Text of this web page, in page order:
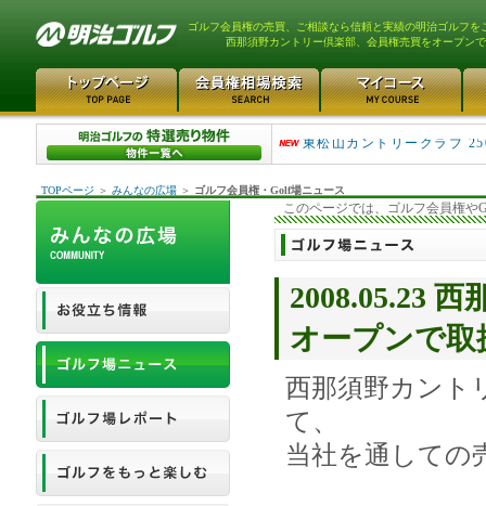
ゴルフ会員権の売買、ご相談なら信頼と実績の明治ゴルフを
西那須野カントリー倶楽部、会員権売買をオープン
平塚富士見カントリーク
東松山カントリークラブ
TOPページ ＞ みんなの広場 ＞ ゴルフ会員権・Golf場ニュース
このページでは、ゴルフ会員権や
2008.05.23
オープンで取
西那須野カント
て、
当社を通しての